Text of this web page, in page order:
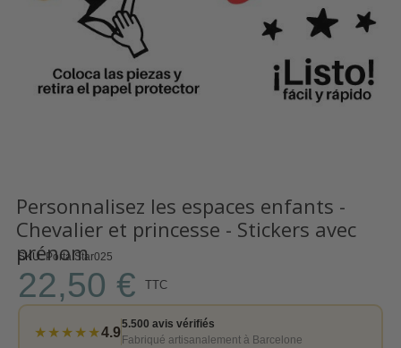
Personnalisez les espaces enfants -
Chevalier et princesse - Stickers avec
prénom
SKU Porta Star025
22,50 € TTC
★★★★★4.9
5.500 avis vérifiés
Fabriqué artisanalement à Barcelone